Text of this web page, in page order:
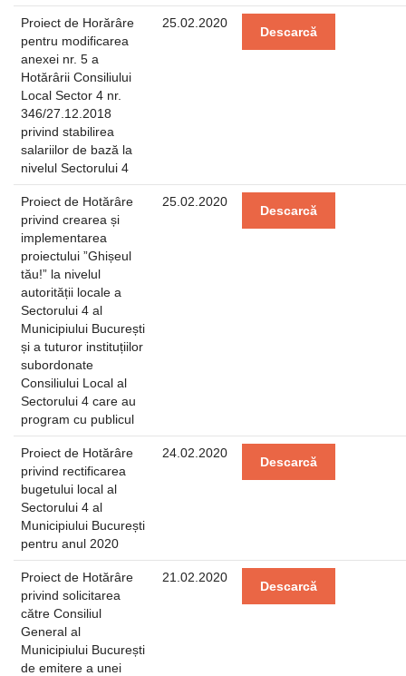
Proiect de Horărâre
pentru modificarea
anexei nr. 5 a
Hotărârii Consiliului
Local Sector 4 nr.
346/27.12.2018
privind stabilirea
salariilor de bază la
nivelul Sectorului 4
25.02.2020
Descarcă
Proiect de Hotărâre
privind crearea și
implementarea
proiectului ”Ghișeul
tău!” la nivelul
autorității locale a
Sectorului 4 al
Municipiului București
și a tuturor instituțiilor
subordonate
Consiliului Local al
Sectorului 4 care au
program cu publicul
25.02.2020
Descarcă
Proiect de Hotărâre
privind rectificarea
bugetului local al
Sectorului 4 al
Municipiului București
pentru anul 2020
24.02.2020
Descarcă
Proiect de Hotărâre
privind solicitarea
către Consiliul
General al
Municipiului București
de emitere a unei
21.02.2020
Descarcă